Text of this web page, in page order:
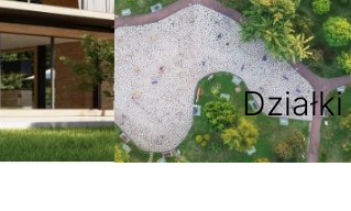
Działki